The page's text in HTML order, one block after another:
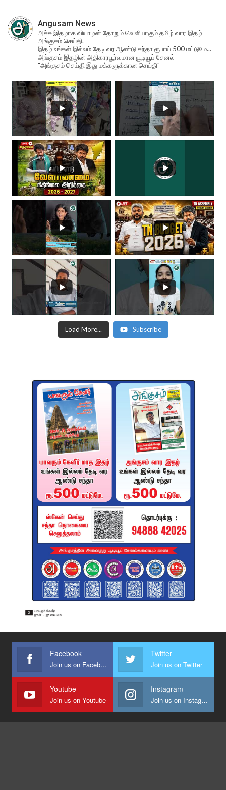
Angusam News
அச்சு இதழாக வியாழன் தோறும் வெளியாகும் தமிழ் வார இதழ்
அங்குசம் செய்தி.
இதழ் உங்கள் இல்லம் தேடி வர ஆண்டு சந்தா ரூபாய் 500 மட்டுமே...
அங்குசம் இதழின் அதிகாரபூர்வமான யூடியூப் சேனல்
"அங்குசம் செய்தி இது மக்களுக்கான செய்தி"
Load More... Subscribe
Facebook
Join us on Facebook
Twitter
Join us on Twitter
Youtube
Join us on Youtube
Instagram
Join us on Instagram